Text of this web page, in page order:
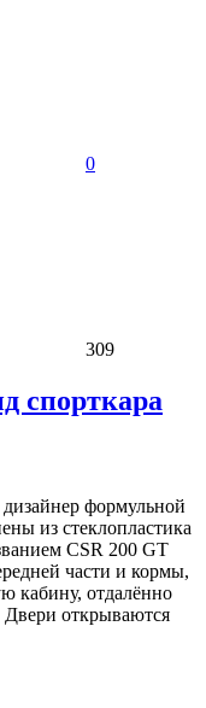
0
309
спорткара
формульной
из стеклопластика
CSR 200 GT
части и кормы,
кабину, отдалённо
открываются